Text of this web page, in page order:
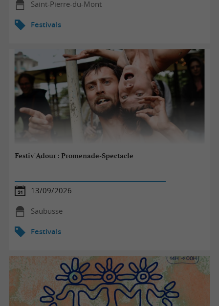
Saint-Pierre-du-Mont
Festivals
Festiv'Adour : Promenade-Spectacle
13/09/2026
Saubusse
Festivals